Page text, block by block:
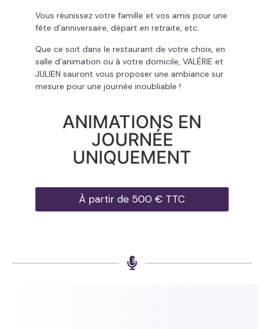
Vous réunissez votre famille et vos amis pour une
fête d’anniversaire, départ en retraite, etc.
Que ce soit dans le restaurant de votre choix, en
salle d’animation ou à votre domicile, VALÉRIE et
JULIEN sauront vous proposer une ambiance sur
mesure pour une journée inoubliable !
ANIMATIONS EN
JOURNÉE
UNIQUEMENT
À partir de 500 € TTC